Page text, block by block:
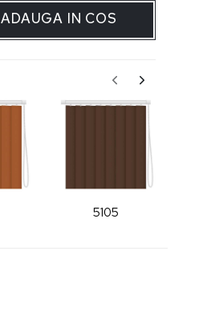
ADAUGA IN COS
5105